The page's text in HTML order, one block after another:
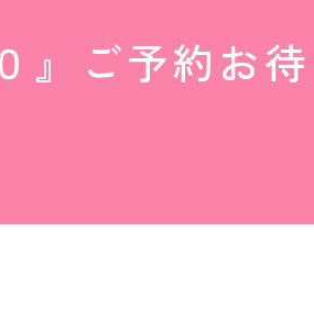
』ご予約お待